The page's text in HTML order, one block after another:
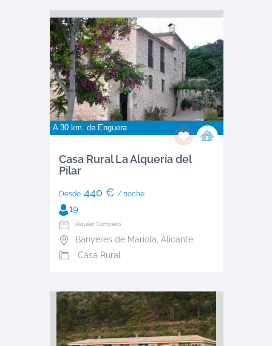
A 30 km. de Enguera
Casa Rural La Alquería del
Pilar
Desde440 € / noche
19
Alquiler: Completo
Banyeres de Mariola, Alicante
Casa Rural